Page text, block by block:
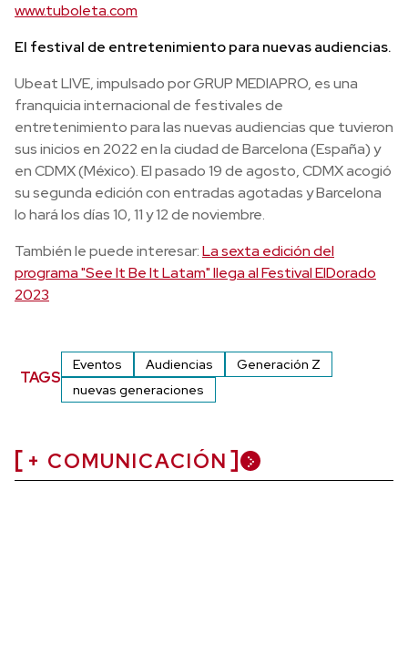
www.tuboleta.com
El festival de entretenimiento para nuevas audiencias.
Ubeat LIVE, impulsado por GRUP MEDIAPRO, es una
franquicia internacional de festivales de
entretenimiento para las nuevas audiencias que tuvieron
sus inicios en 2022 en la ciudad de Barcelona (España) y
en CDMX (México).El pasado 19 de agosto, CDMX acogió
su segunda edición con entradas agotadas y Barcelona
lo hará los días 10, 11 y 12 de noviembre.
También le puede interesar:La sexta edición del
programa "See It Be It Latam" llega al Festival ElDorado
2023
TAGS
Eventos Audiencias
Generación Z
nuevas generaciones
+ COMUNICACIÓN